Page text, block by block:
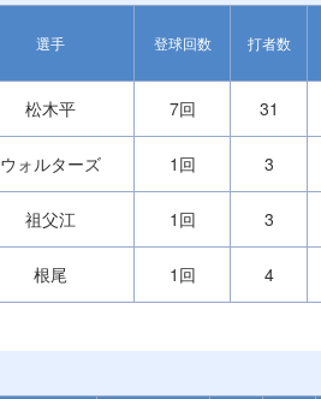
選手 登球回数 打者数
松木平 7回 31
ウォルターズ 1回 3
祖父江 1回 3
根尾 1回 4